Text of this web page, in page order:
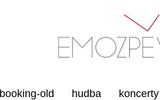
booking-old hudba koncerty